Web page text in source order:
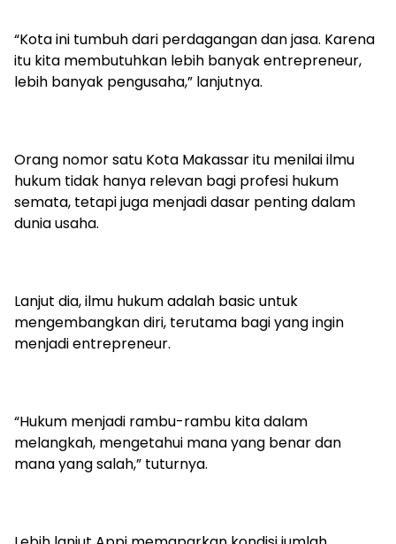
“Kota ini tumbuh dari perdagangan dan jasa. Karena
itu kita membutuhkan lebih banyak entrepreneur,
lebih banyak pengusaha,” lanjutnya.
Orang nomor satu Kota Makassar itu menilai ilmu
hukum tidak hanya relevan bagi profesi hukum
semata, tetapi juga menjadi dasar penting dalam
dunia usaha.
Lanjut dia, ilmu hukum adalah basic untuk
mengembangkan diri, terutama bagi yang ingin
menjadi entrepreneur.
“Hukum menjadi rambu-rambu kita dalam
melangkah, mengetahui mana yang benar dan
mana yang salah,” tuturnya.